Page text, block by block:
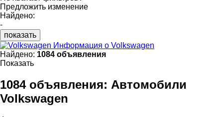
Предложить изменение
Найдено:
-
показать
Информация о Volkswagen
Найдено: 1084 объявления
Показать
1084 объявления: Автомобили
Volkswagen